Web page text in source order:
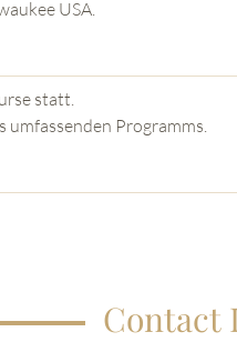
USA.
statt.
umfassenden Programms.
Contact